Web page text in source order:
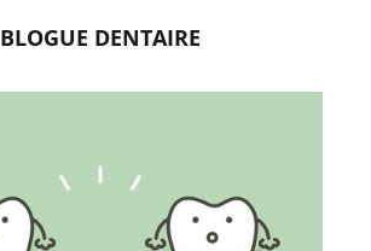
BLOGUE DENTAIRE